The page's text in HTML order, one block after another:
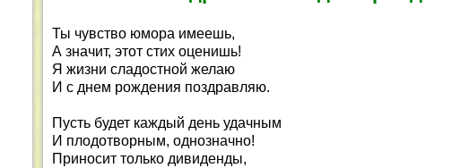
Ты чувство юмора имеешь,
А значит, этот стих оценишь!
Я жизни сладостной желаю
И с днем рождения поздравляю.
Пусть будет каждый день удачным
И плодотворным, однозначно!
Приносит только дивиденды,